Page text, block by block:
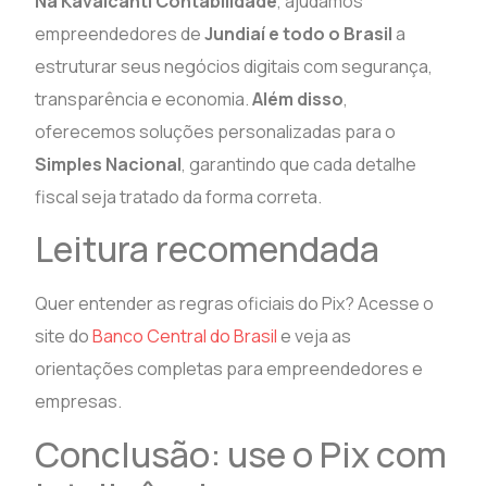
empreendedores deJundiaí e todo o Brasila
estruturar seus negócios digitais com segurança,
transparência e economia.Além disso,
oferecemos soluções personalizadas para o
Simples Nacional, garantindo que cada detalhe
fiscal seja tratado da forma correta.
Leitura recomendada
Quer entender as regras oficiais do Pix? Acesse o
site doBanco Central do Brasile veja as
orientações completas para empreendedores e
empresas.
Conclusão: use o Pix com